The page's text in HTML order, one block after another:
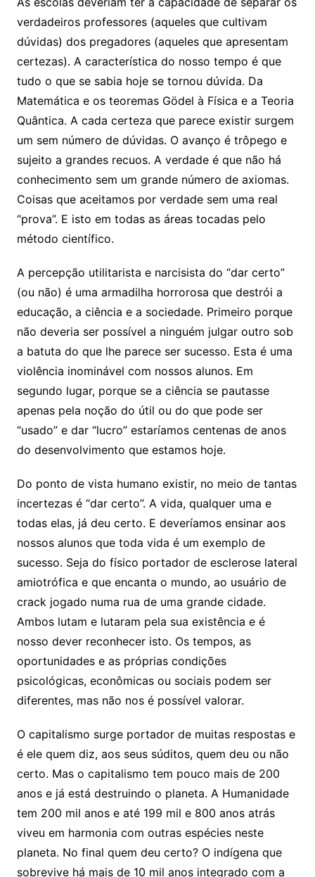
verdadeiros professores (aqueles que cultivam
dúvidas) dos pregadores (aqueles que apresentam
certezas). A característica do nosso tempo é que
tudo o que se sabia hoje se tornou dúvida. Da
Matemática e os teoremas Gödel à Física e a Teoria
Quântica. A cada certeza que parece existir surgem
um sem número de dúvidas. O avanço é trôpego e
sujeito a grandes recuos. A verdade é que não há
conhecimento sem um grande número de axiomas.
Coisas que aceitamos por verdade sem uma real
“prova”. E isto em todas as áreas tocadas pelo
método científico.
A percepção utilitarista e narcisista do “dar certo”
(ou não) é uma armadilha horrorosa que destrói a
educação, a ciência e a sociedade. Primeiro porque
não deveria ser possível a ninguém julgar outro sob
a batuta do que lhe parece ser sucesso. Esta é uma
violência inominável com nossos alunos. Em
segundo lugar, porque se a ciência se pautasse
apenas pela noção do útil ou do que pode ser
“usado” e dar “lucro” estaríamos centenas de anos
do desenvolvimento que estamos hoje.
Do ponto de vista humano existir, no meio de tantas
incertezas é “dar certo”. A vida, qualquer uma e
todas elas, já deu certo. E deveríamos ensinar aos
nossos alunos que toda vida é um exemplo de
sucesso. Seja do físico portador de esclerose lateral
amiotrófica e que encanta o mundo, ao usuário de
crack jogado numa rua de uma grande cidade.
Ambos lutam e lutaram pela sua existência e é
nosso dever reconhecer isto. Os tempos, as
oportunidades e as próprias condições
psicológicas, econômicas ou sociais podem ser
diferentes, mas não nos é possível valorar.
O capitalismo surge portador de muitas respostas e
é ele quem diz, aos seus súditos, quem deu ou não
certo. Mas o capitalismo tem pouco mais de 200
anos e já está destruindo o planeta. A Humanidade
tem 200 mil anos e até 199 mil e 800 anos atrás
viveu em harmonia com outras espécies neste
planeta. No final quem deu certo? O indígena que
sobrevive há mais de 10 mil anos integrado com a